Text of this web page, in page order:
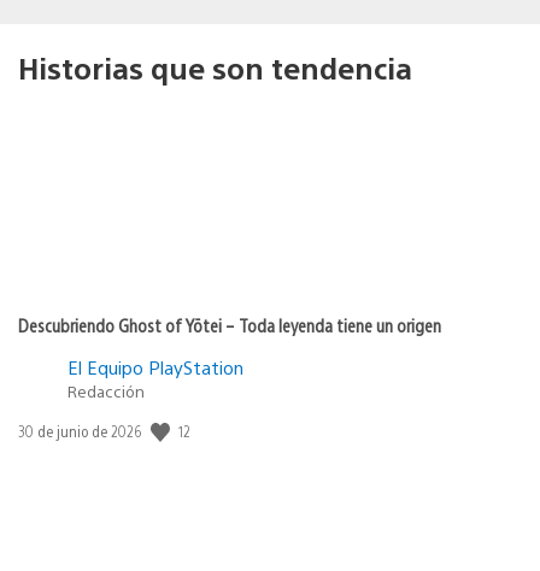
Historias que son tendencia
Descubriendo Ghost of Yōtei – Toda leyenda tiene un origen
El Equipo PlayStation
Redacción
Fecha
30 de junio de 2026 12